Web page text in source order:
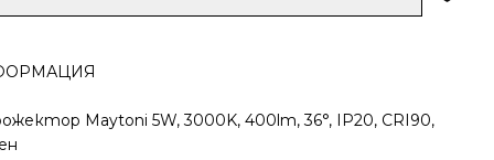
Maytoni 5W, 3000K, 400lm, 36°, IP20, CRI90,